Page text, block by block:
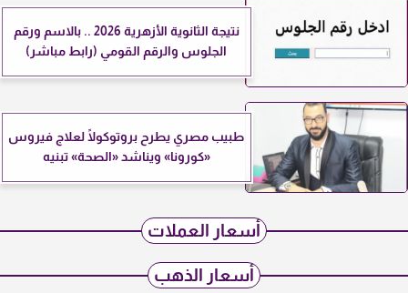
نتيجة الثانوية الأزهرية 2026 .. بالاسم ورقم
الجلوس والرقم القومي (رابط مباشر)
طبيب مصري يطرح بروتوكولًا لعلاج فيروس
«كورونا» ويناشد «الصحة» تبنيه
أسعار العملات
أسعار الذهب